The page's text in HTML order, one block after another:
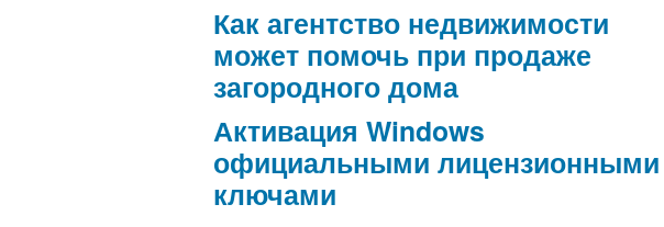
Как агентство недвижимости
может помочь при продаже
загородного дома
Активация Windows
официальными лицензионными
ключами